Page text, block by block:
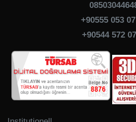
+90555 053
+90544 572